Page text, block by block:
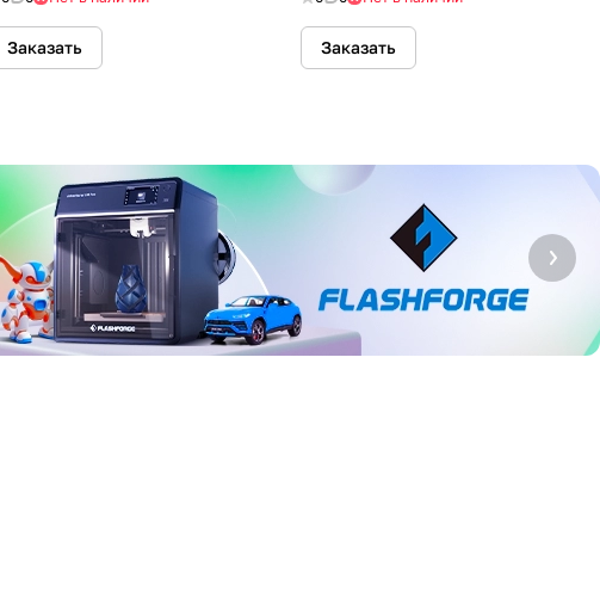
Заказать Заказать